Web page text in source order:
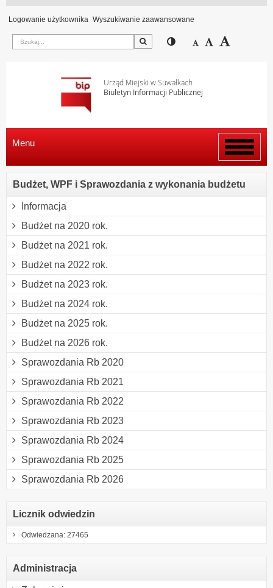
Logowanie użytkownika Wyszukiwanie zaawansowane
Szukaj Przełącz pomiędzy
Zmniejsz
Domyślny
Urząd Miejski w Suwałkach
Biuletyn Informacji Publicznej
Włącz
menu
Menu
Budżet, WPF i Sprawozdania z wykonania budżetu
Informacja
Budżet na 2020 rok.
Budżet na 2021 rok.
Budżet na 2022 rok.
Budżet na 2023 rok.
Budżet na 2024 rok.
Budżet na 2025 rok.
Budżet na 2026 rok.
Sprawozdania Rb 2020
Sprawozdania Rb 2021
Sprawozdania Rb 2022
Sprawozdania Rb 2023
Sprawozdania Rb 2024
Sprawozdania Rb 2025
Sprawozdania Rb 2026
Licznik odwiedzin
Odwiedzana: 27465
Administracja